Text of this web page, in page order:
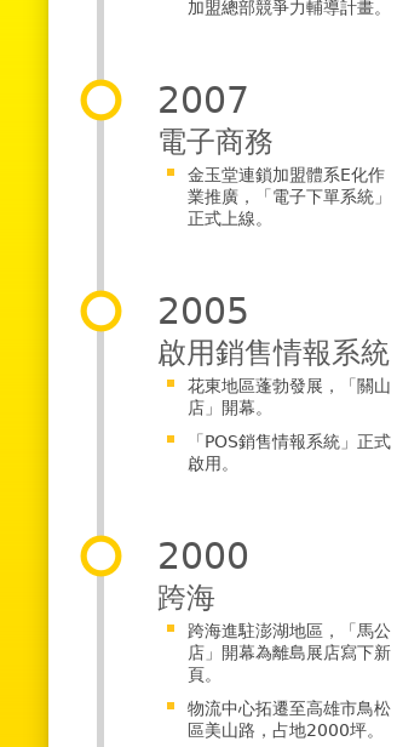
加盟總部競爭力輔導計畫。
2007
電子商務
金玉堂連鎖加盟體系E化作
業推廣，「電子下單系統」
正式上線。
2005
啟用銷售情報系統
花東地區蓬勃發展，「關山
店」開幕。
「POS銷售情報系統」正式
啟用。
2000
跨海
跨海進駐澎湖地區，「馬公
店」開幕為離島展店寫下新
頁。
物流中心拓遷至高雄市鳥松
區美山路，占地2000坪。